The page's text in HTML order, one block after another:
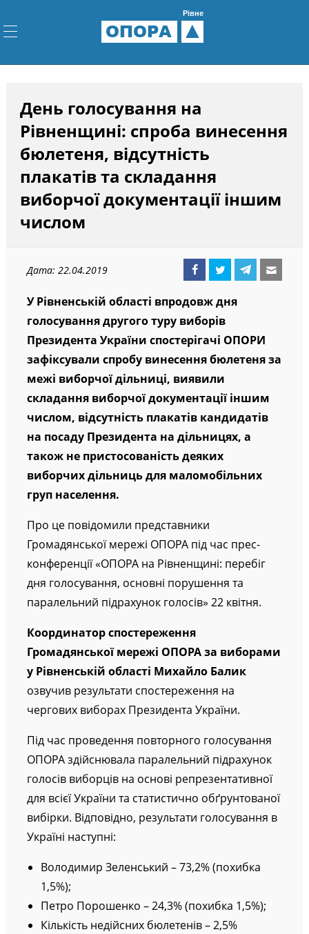
ОПОРА
Рівне
День голосування на
Рівненщині: спроба винесення
бюлетеня, відсутність
плакатів та складання
виборчої документації іншим
числом
Дата: 22.04.2019
У Рівненській області впродовж дня
голосування другого туру виборів
Президента України спостерігачі ОПОРИ
зафіксували спробу винесення бюлетеня за
межі виборчої дільниці, виявили
складання виборчої документації іншим
числом, відсутність плакатів кандидатів
на посаду Президента на дільницях, а
також не пристосованість деяких
виборчих дільниць для маломобільних
груп населення.
Про це повідомили представники
Громадянської мережі ОПОРА під час прес-
конференції «ОПОРА на Рівненщині: перебіг
дня голосування, основні порушення та
паралельний підрахунок голосів» 22 квітня.
Координатор спостереження
Громадянської мережі ОПОРА за виборами
у Рівненській області Михайло Балик
озвучив результати спостереження на
чергових виборах Президента України.
Під час проведення повторного голосування
ОПОРА здійснювала паралельний підрахунок
голосів виборців на основі репрезентативної
для всієї України та статистично обґрунтованої
вибірки. Відповідно, результати голосування в
Україні наступні:
Володимир Зеленський – 73,2% (похибка
1,5%);
Петро Порошенко – 24,3% (похибка 1,5%);
Кількість недійсних бюлетенів – 2,5%